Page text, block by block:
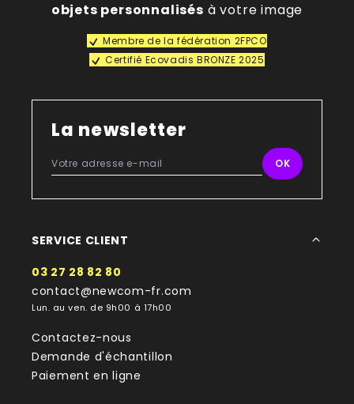
objets personnalisés à votre image
Membre de la fédération 2FPCO
Certifié Ecovadis BRONZE 2025
La newsletter
SERVICE CLIENT
03 27 28 82 80
contact@newcom-fr.com
Lun. au ven. de 9h00 à 17h00
Contactez-nous
Demande d'échantillon
Paiement en ligne